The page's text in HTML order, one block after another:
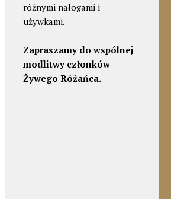
różnymi nałogami i
używkami.
Zapraszamy do wspólnej
modlitwy członków
Żywego Różańca.